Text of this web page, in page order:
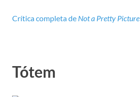
Crítica completa de Not a Pretty Picture
Tótem